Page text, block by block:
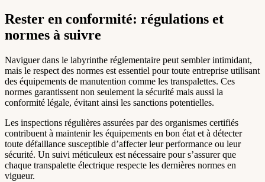
Rester en conformité: régulations et
normes à suivre
Naviguer dans le labyrinthe réglementaire peut sembler intimidant,
mais le respect des normes est essentiel pour toute entreprise utilisant
des équipements de manutention comme les transpalettes. Ces
normes garantissent non seulement la sécurité mais aussi la
conformité légale, évitant ainsi les sanctions potentielles.
Les inspections régulières assurées par des organismes certifiés
contribuent à maintenir les équipements en bon état et à détecter
toute défaillance susceptible d’affecter leur performance ou leur
sécurité. Un suivi méticuleux est nécessaire pour s’assurer que
chaque transpalette électrique respecte les dernières normes en
vigueur.